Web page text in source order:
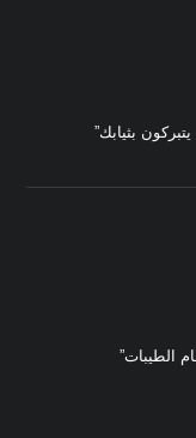
بثيابك”
الطيبات”